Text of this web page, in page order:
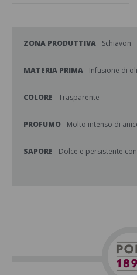
ZONA PRODUTTIVA Schiavon
MATERIA PRIMA Infusione di
COLORE Trasparente
PROFUMO Molto intenso di
SAPORE Dolce e persistente